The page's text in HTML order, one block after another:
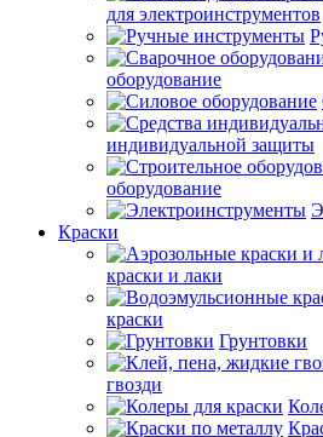
для электроинструментов
оборудование
индивидуальной защиты
оборудование
Краски
краски и лаки
краски
Грунтовки
гвозди